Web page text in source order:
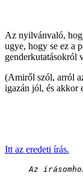
Az nyilvánvaló,
ugye, hogy se ez a
genderkutatásokról
(Amiről szól, arról
igazán jól, és akkor
Itt az eredeti írás.
Az